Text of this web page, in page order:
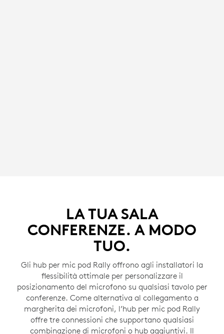
LA TUA SALA
CONFERENZE. A MODO
TUO.
Gli hub per mic pod Rally offrono agli installatori la
flessibilità ottimale per personalizzare il
posizionamento del microfono su qualsiasi tavolo per
conferenze. Come alternativa al collegamento a
margherita dei microfoni, l’hub per mic pod Rally
offre tre connessioni che supportano qualsiasi
combinazione di microfoni o hub aggiuntivi. Il